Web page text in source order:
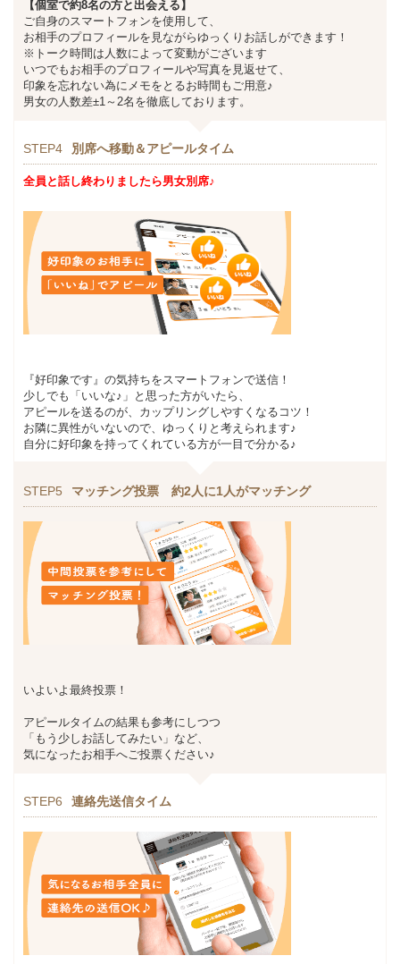
【個室で約8名の方と出会える】
ご自身のスマートフォンを使用して、
お相手のプロフィールを見ながらゆっくりお話しができます！
※トーク時間は人数によって変動がございます
いつでもお相手のプロフィールや写真を見返せて、
印象を忘れない為にメモをとるお時間もご用意♪
男女の人数差±1～2名を徹底しております。
STEP4 別席へ移動＆アピールタイム
全員と話し終わりましたら男女別席♪
『好印象です』の気持ちをスマートフォンで送信！
少しでも「いいな♪」と思った方がいたら、
アピールを送るのが、カップリングしやすくなるコツ！
お隣に異性がいないので、ゆっくりと考えられます♪
自分に好印象を持ってくれている方が一目で分かる♪
STEP5 マッチング投票 約2人に1人がマッチング
いよいよ最終投票！
アピールタイムの結果も参考にしつつ
「もう少しお話してみたい」など、
気になったお相手へご投票ください♪
STEP6 連絡先送信タイム